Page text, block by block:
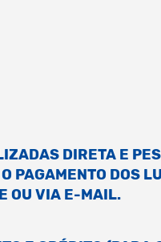
DIRETA E
PAGAMENTO DOS
OU VIA E-MAIL.